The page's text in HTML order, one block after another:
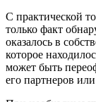
С практической
только факт
оказалось в
которое
может быть
его партнеров